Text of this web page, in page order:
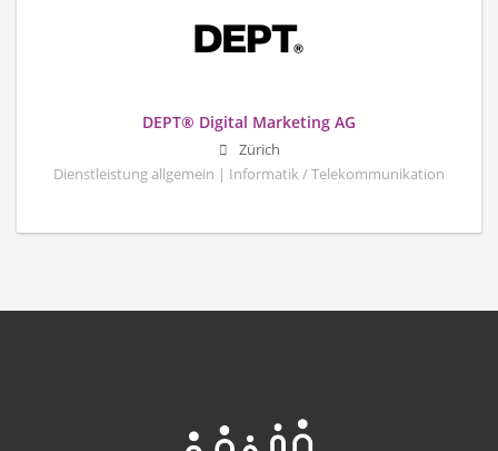
DEPT® Digital Marketing AG
Zürich
Dienstleistung allgemein | Informatik / Telekommunikation